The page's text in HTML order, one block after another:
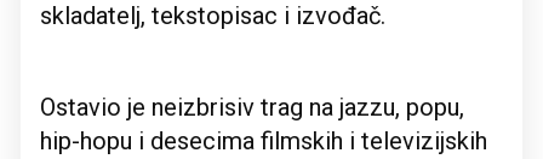
skladatelj, tekstopisac i izvođač.
Ostavio je neizbrisiv trag na jazzu, popu,
hip-hopu i desecima filmskih i televizijskih